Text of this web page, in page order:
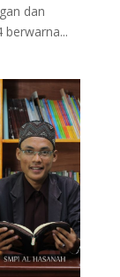
dan